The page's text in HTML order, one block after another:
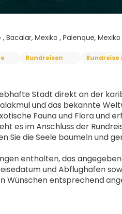
Bacalar, Mexiko , Palenque,
Rundreisen Rundreise
Stadt direkt an der
und das bekannte
Fauna und Flora und
es im Anschluss der
Sie die Seele baumeln und
enthalten, das
und Abflughafen
Wünschen entsprechend